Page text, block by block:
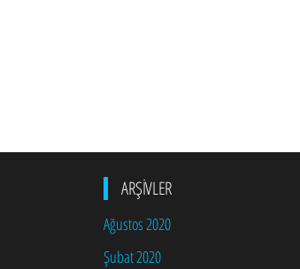
ARŞIVLER
Ağustos 2020
Şubat 2020